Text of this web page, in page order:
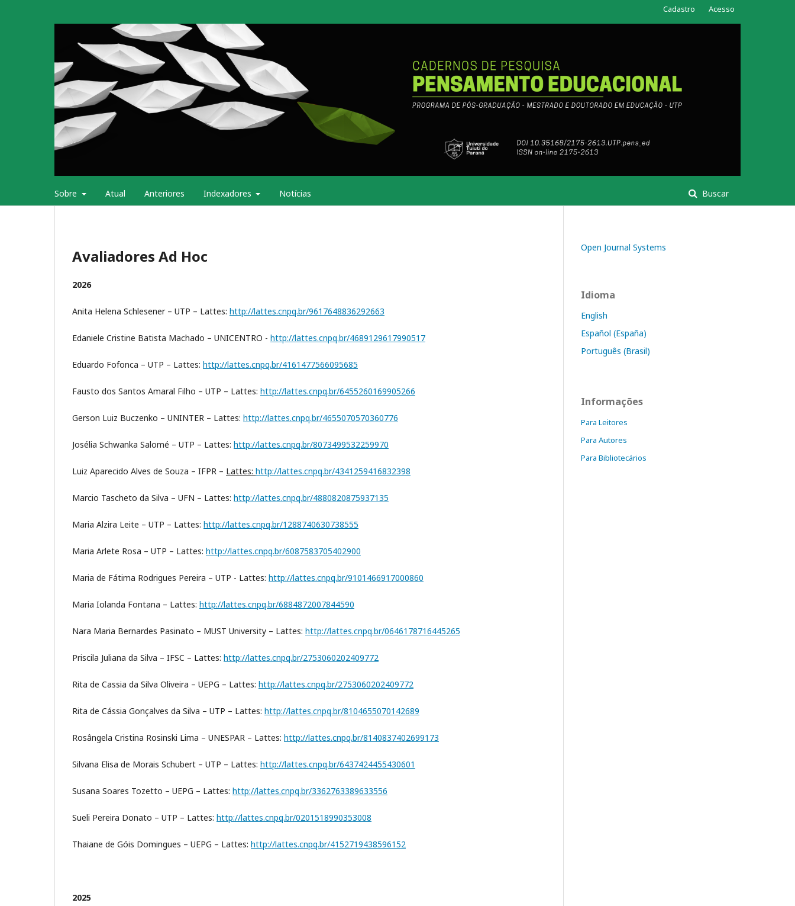
Sobre Atual Anteriores Indexadores Notícias Buscar
Cadastro Acesso
Avaliadores Ad Hoc
2026
Anita Helena Schlesener – UTP – Lattes: http://lattes.cnpq.br/9617648836292663
Edaniele Cristine Batista Machado – UNICENTRO - http://lattes.cnpq.br/4689129617990517
Eduardo Fofonca – UTP – Lattes: http://lattes.cnpq.br/4161477566095685
Fausto dos Santos Amaral Filho – UTP – Lattes: http://lattes.cnpq.br/6455260169905266
Gerson Luiz Buczenko – UNINTER – Lattes: http://lattes.cnpq.br/4655070570360776
Josélia Schwanka Salomé – UTP – Lattes: http://lattes.cnpq.br/8073499532259970
Luiz Aparecido Alves de Souza – IFPR – Lattes: http://lattes.cnpq.br/4341259416832398
Marcio Tascheto da Silva – UFN – Lattes: http://lattes.cnpq.br/4880820875937135
Maria Alzira Leite – UTP – Lattes: http://lattes.cnpq.br/1288740630738555
Maria Arlete Rosa – UTP – Lattes: http://lattes.cnpq.br/6087583705402900
Maria de Fátima Rodrigues Pereira – UTP - Lattes: http://lattes.cnpq.br/9101466917000860
Maria Iolanda Fontana – Lattes: http://lattes.cnpq.br/6884872007844590
Nara Maria Bernardes Pasinato – MUST University – Lattes: http://lattes.cnpq.br/0646178716445265
Priscila Juliana da Silva – IFSC – Lattes: http://lattes.cnpq.br/2753060202409772
Rita de Cassia da Silva Oliveira – UEPG – Lattes: http://lattes.cnpq.br/2753060202409772
Rita de Cássia Gonçalves da Silva – UTP – Lattes: http://lattes.cnpq.br/8104655070142689
Rosângela Cristina Rosinski Lima – UNESPAR – Lattes: http://lattes.cnpq.br/8140837402699173
Silvana Elisa de Morais Schubert – UTP – Lattes: http://lattes.cnpq.br/6437424455430601
Susana Soares Tozetto – UEPG – Lattes: http://lattes.cnpq.br/3362763389633556
Sueli Pereira Donato – UTP – Lattes: http://lattes.cnpq.br/0201518990353008
Thaiane de Góis Domingues – UEPG – Lattes: http://lattes.cnpq.br/4152719438596152
2025
Open Journal Systems
Idioma
English
Español (España)
Português (Brasil)
Informações
Para Leitores
Para Autores
Para Bibliotecários